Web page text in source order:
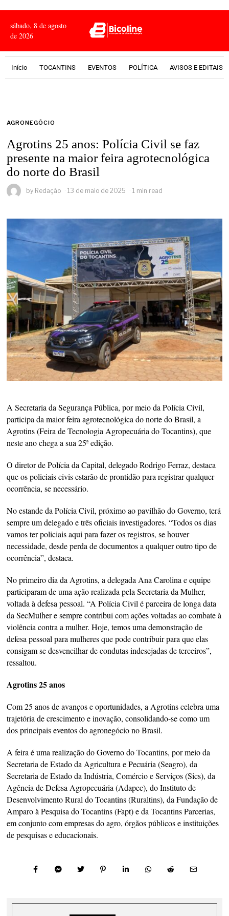
sábado, 8 de agosto
de 2026
Início TOCANTINS EVENTOS POLÍTICA AVISOS E EDITAIS
AGRONEGÓCIO
Agrotins 25 anos: Polícia Civil se faz
presente na maior feira agrotecnológica
do norte do Brasil
by Redação 13 de maio de 2025 1 min read
A Secretaria da Segurança Pública, por meio da Polícia Civil,
participa da maior feira agrotecnológica do norte do Brasil, a
Agrotins (Feira de Tecnologia Agropecuária do Tocantins), que
neste ano chega a sua 25ª edição.
O diretor de Polícia da Capital, delegado Rodrigo Ferraz, destaca
que os policiais civis estarão de prontidão para registrar qualquer
ocorrência, se necessário.
No estande da Polícia Civil, próximo ao pavilhão do Governo, terá
sempre um delegado e três oficiais investigadores. “Todos os dias
vamos ter policiais aqui para fazer os registros, se houver
necessidade, desde perda de documentos a qualquer outro tipo de
ocorrência”, destaca.
No primeiro dia da Agrotins, a delegada Ana Carolina e equipe
participaram de uma ação realizada pela Secretaria da Mulher,
voltada à defesa pessoal. “A Polícia Civil é parceira de longa data
da SecMulher e sempre contribui com ações voltadas ao combate à
violência contra a mulher. Hoje, temos uma demonstração de
defesa pessoal para mulheres que pode contribuir para que elas
consigam se desvencilhar de condutas indesejadas de terceiros”,
ressaltou.
Agrotins 25 anos
Com 25 anos de avanços e oportunidades, a Agrotins celebra uma
trajetória de crescimento e inovação, consolidando-se como um
dos principais eventos do agronegócio no Brasil.
A feira é uma realização do Governo do Tocantins, por meio da
Secretaria de Estado da Agricultura e Pecuária (Seagro), da
Secretaria de Estado da Indústria, Comércio e Serviços (Sics), da
Agência de Defesa Agropecuária (Adapec), do Instituto de
Desenvolvimento Rural do Tocantins (Ruraltins), da Fundação de
Amparo à Pesquisa do Tocantins (Fapt) e da Tocantins Parcerias,
em conjunto com empresas do agro, órgãos públicos e instituições
de pesquisas e educacionais.